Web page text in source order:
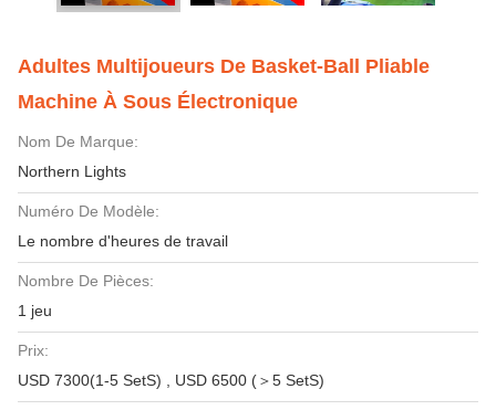
Adultes Multijoueurs De Basket-Ball Pliable
Machine À Sous Électronique
Nom De Marque:
Northern Lights
Numéro De Modèle:
Le nombre d'heures de travail
Nombre De Pièces:
1 jeu
Prix:
USD 7300(1-5 SetS) , USD 6500 (＞5 SetS)